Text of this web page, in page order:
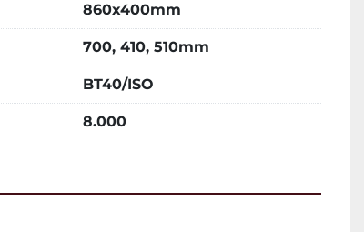
860x400mm
700, 410, 510mm
BT40/ISO
8.000